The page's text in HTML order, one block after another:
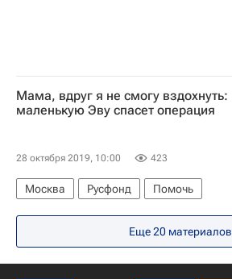
Мама, вдруг я не смогу вздохнуть:
маленькую Эву спасет операция
28 октября 2019, 10:00 423
Москва Русфонд Помочь
Еще 20 материалов